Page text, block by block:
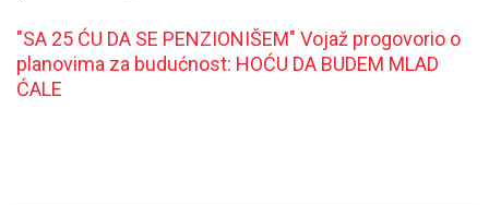
"SA 25 ĆU DA SE PENZIONIŠEM" Vojaž progovorio o
planovima za budućnost: HOĆU DA BUDEM MLAD
ĆALE